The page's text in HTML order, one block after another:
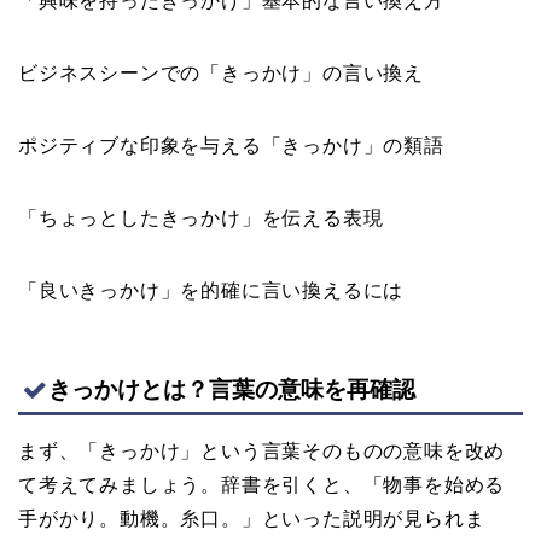
ビジネスシーンでの「きっかけ」の言い換え
ポジティブな印象を与える「きっかけ」の類語
「ちょっとしたきっかけ」を伝える表現
「良いきっかけ」を的確に言い換えるには
きっかけとは？言葉の意味を再確認
まず、「きっかけ」という言葉そのものの意味を改め
て考えてみましょう。辞書を引くと、「物事を始める
手がかり。動機。糸口。」といった説明が見られま